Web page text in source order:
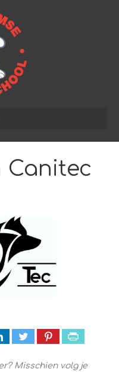
Canitec
Misschien volg je